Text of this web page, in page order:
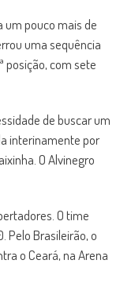
um pouco mais de
uma sequência
posição, com sete
de buscar um
interinamente por
O Alvinegro
O time
Pelo Brasileirão, o
o Ceará, na Arena